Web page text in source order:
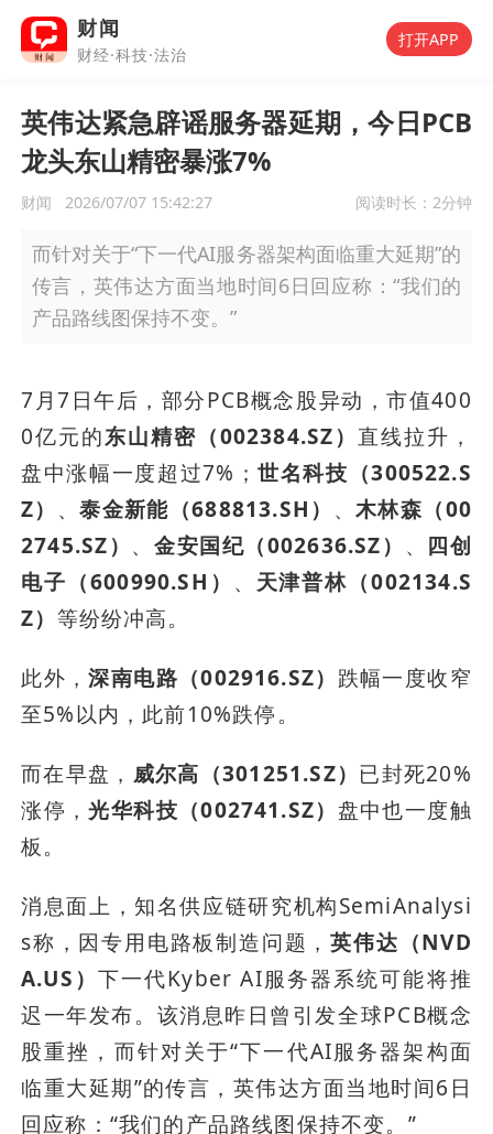
财闻
财经·科技·法治
打开APP
英伟达紧急辟谣服务器延期，今日PCB
龙头东山精密暴涨7%
财闻 2026/07/07 15:42:27 阅读时长： 2分钟
而针对关于“下一代AI服务器架构面临重大延期”的
传言，英伟达方面当地时间6日回应称：“我们的
产品路线图保持不变。”
7月7日午后，部分PCB概念股异动，市值400
0亿元的东山精密（002384.SZ） 直线拉升，
盘中涨幅一度超过7%； 世名科技（300522.S
Z） 、泰金新能（688813.SH） 、 木林森（00
2745.SZ） 、 金安国纪（002636.SZ） 、 四创
电子（600990.SH） 、 天津普林（002134.S
Z） 等纷纷冲高。
此外，深南电路（002916.SZ） 跌幅一度收窄
至5%以内，此前10%跌停。
而在早盘， 威尔高（301251.SZ） 已封死20%
涨停，光华科技（002741.SZ） 盘中也一度触
板。
消息面上，知名供应链研究机构SemiAnalysi
s称，因专用电路板制造问题，英伟达（NVD
A.US） 下一代Kyber AI服务器系统可能将推
迟一年发布。该消息昨日曾引发全球PCB概念
股重挫，而针对关于“下一代AI服务器架构面
临重大延期”的传言，英伟达方面当地时间6日
回应称：“我们的产品路线图保持不变。”